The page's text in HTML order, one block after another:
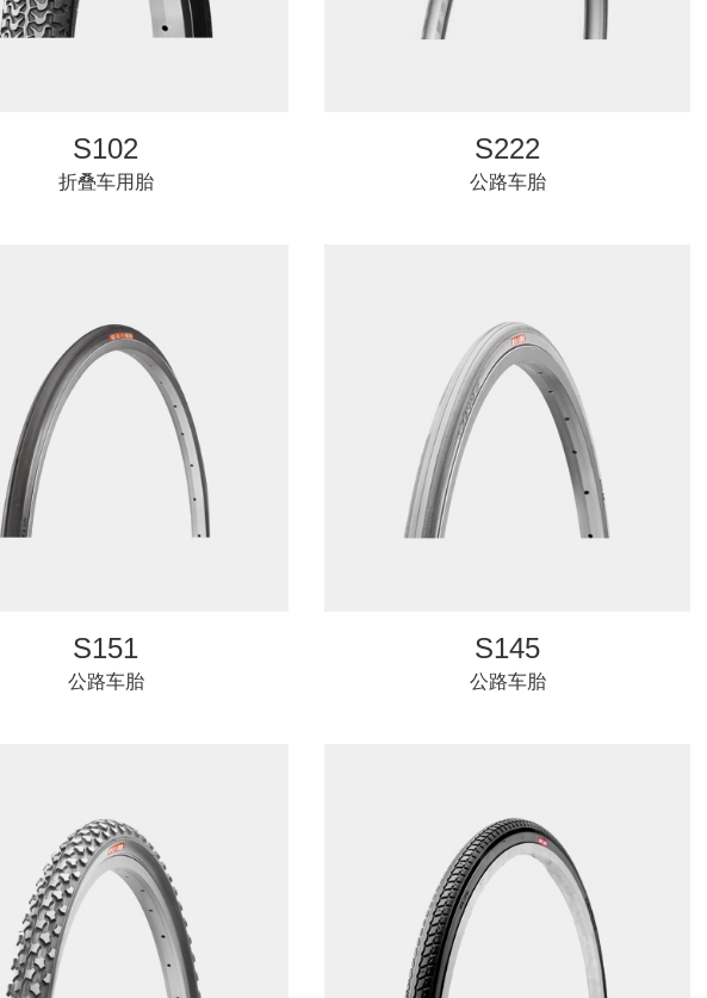
S102
折叠车用胎
S222
公路车胎
S151
公路车胎
S145
公路车胎